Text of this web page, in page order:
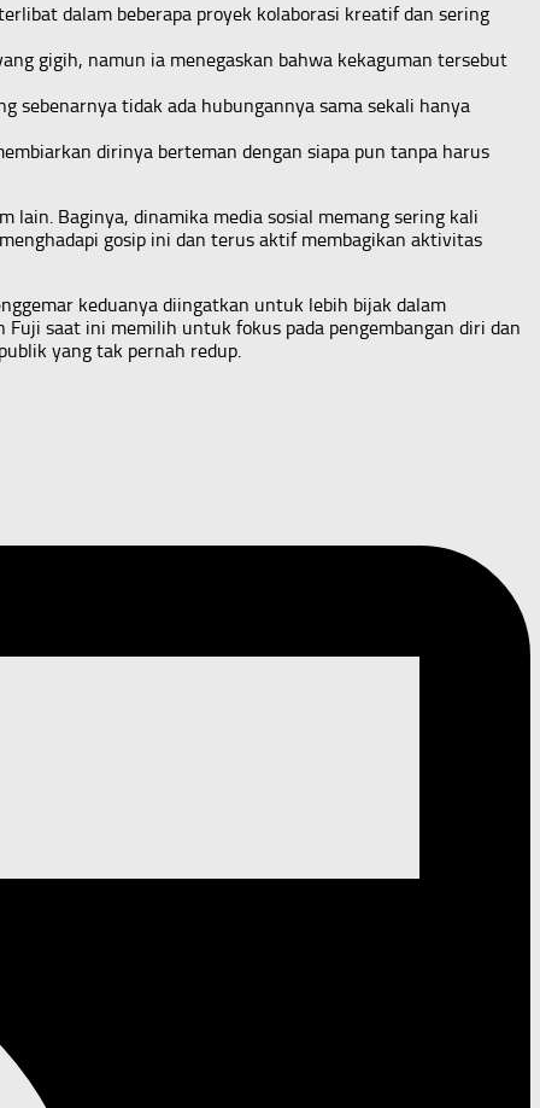
dalam beberapa proyek kolaborasi kreatif dan sering
gigih, namun ia menegaskan bahwa kekaguman tersebut
sebenarnya tidak ada hubungannya sama sekali hanya
dirinya berteman dengan siapa pun tanpa harus
Baginya, dinamika media sosial memang sering kali
gosip ini dan terus aktif membagikan aktivitas
keduanya diingatkan untuk lebih bijak dalam
saat ini memilih untuk fokus pada pengembangan diri dan
yang tak pernah redup.